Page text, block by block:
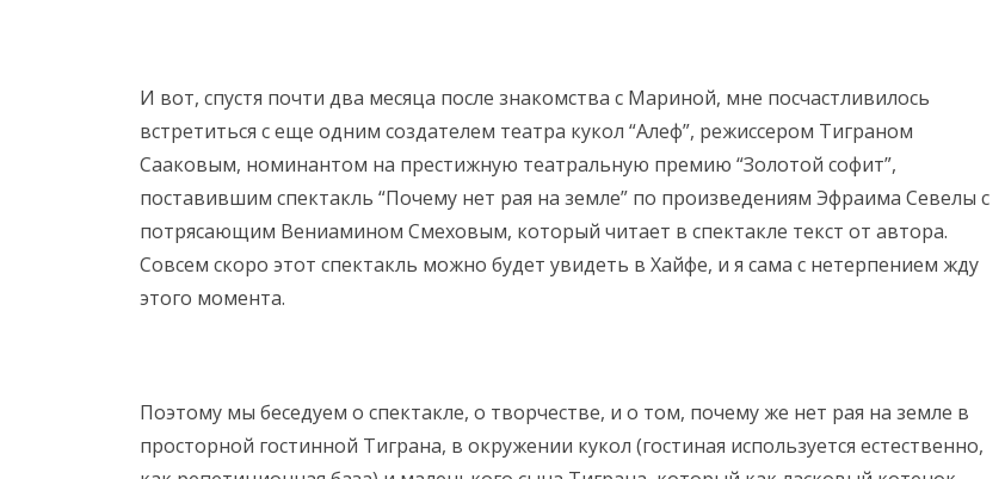
И вот, спустя почти два месяца после знакомства с Мариной, мне посчастливилось
встретиться с еще одним создателем театра кукол “Алеф”, режиссером Тиграном
Сааковым, номинантом на престижную театральную премию “Золотой софит”,
поставившим спектакль “Почему нет рая на земле” по произведениям Эфраима Севелы с
потрясающим Вениамином Смеховым, который читает в спектакле текст от автора.
Совсем скоро этот спектакль можно будет увидеть в Хайфе, и я сама с нетерпением жду
этого момента.
Поэтому мы беседуем о спектакле, о творчестве, и о том, почему же нет рая на земле в
просторной гостинной Тиграна, в окружении кукол (гостиная используется естественно,